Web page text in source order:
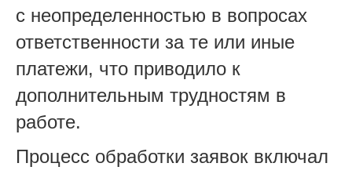
с неопределенностью в вопросах
ответственности за те или иные
платежи, что приводило к
дополнительным трудностям в
работе.
Процесс обработки заявок включал